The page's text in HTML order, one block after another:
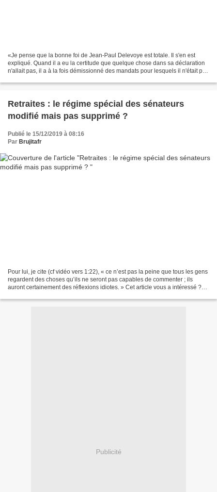
«Je pense que la bonne foi de Jean-Paul Delevoye est totale. Il s'en est
expliqué. Quand il a eu la certitude que quelque chose dans sa déclaration
n'allait pas, il a à la fois démissionné des mandats pour lesquels il n'était pas
Retraites : le régime spécial des sénateurs
modifié mais pas supprimé ?
Publié le 15/12/2019 à 08:16
Par Brujitafr
Pour lui, je cite (cf vidéo vers 1:22), « ce n’est pas la peine que tous les gens
regardent des choses qu’ils ne seront pas capables de commenter ; ils
auront certainement des réflexions idiotes. » Cet article vous a intéressé ?
Publicité